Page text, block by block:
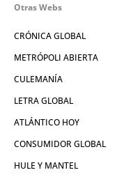
Otras Webs
CRÓNICA GLOBAL
METRÓPOLI ABIERTA
CULEMANÍA
LETRA GLOBAL
ATLÁNTICO HOY
CONSUMIDOR GLOBAL
HULE Y MANTEL